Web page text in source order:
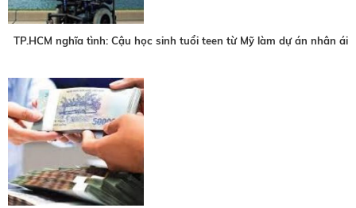
TP.HCM nghĩa tình: Cậu học sinh tuổi teen từ Mỹ làm dự án nhân ái